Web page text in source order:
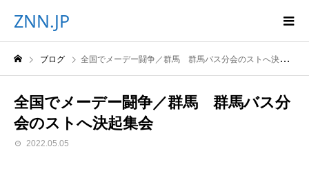
ZNN.JP
ブログ 全国でメーデー闘争／群馬 群馬バス分会のストへ決起集会
全国でメーデー闘争／群馬 群馬バス分
会のストへ決起集会
2022.05.05